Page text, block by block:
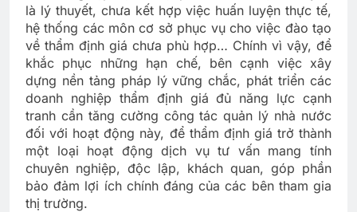
là lý thuyết, chưa kết hợp việc huấn luyện thực tế,
hệ thống các môn cơ sở phục vụ cho việc đào tạo
về thẩm định giá chưa phù hợp… Chính vì vậy, để
khắc phục những hạn chế, bên cạnh việc xây
dựng nền tảng pháp lý vững chắc, phát triển các
doanh nghiệp thẩm định giá đủ năng lực cạnh
tranh cần tăng cường công tác quản lý nhà nước
đối với hoạt động này, để thẩm định giá trở thành
một loại hoạt động dịch vụ tư vấn mang tính
chuyên nghiệp, độc lập, khách quan, góp phần
bảo đảm lợi ích chính đáng của các bên tham gia
thị trường.